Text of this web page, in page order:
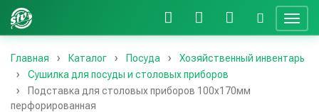
Главная Каталог Посуда
Хозяйственный инвентарь
Сушилка для посуды и столовых приборов
Подставка для столовых приборов 100х170мм
перфорированная